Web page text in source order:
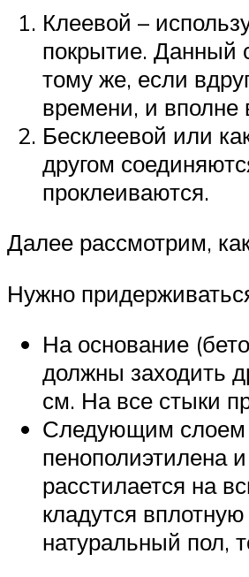
Клеевой –
покрытие. Данный
тому же, если
времени, и вполне
Бесклеевой или
другом
проклеиваются.
Далее рассмотрим,
Нужно
На основание
должны заходить
см. На все стыки
Следующим слоем
пенополиэтилена
расстилается на
кладутся
натуральный пол,